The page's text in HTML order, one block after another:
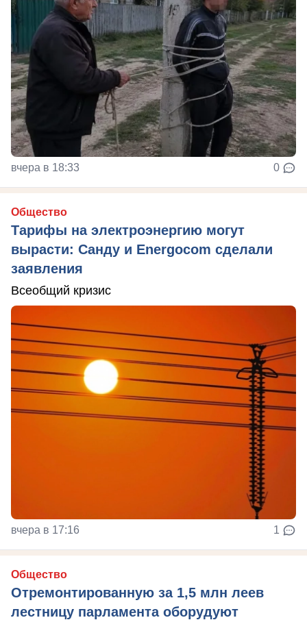
вчера в 18:33 0
Общество
Тарифы на электроэнергию могут
вырасти: Санду и Energocom сделали
заявления
Всеобщий кризис
вчера в 17:16 1
Общество
Отремонтированную за 1,5 млн леев
лестницу парламента оборудуют